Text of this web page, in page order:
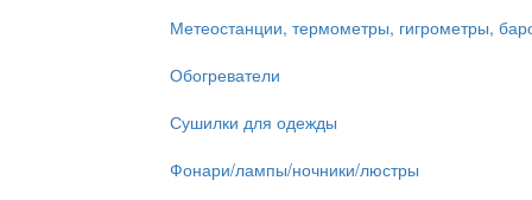
Метеостанции, термометры, гигрометры,
Обогреватели
Сушилки для одежды
Фонари/лампы/ночники/люстры